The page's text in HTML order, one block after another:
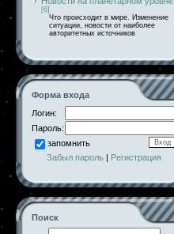
[6]
Что происходит в мире. Изменение
ситуации, новости от наиболее
авторитетных источников
Форма входа
Логин:
Пароль:
запомнить
Забыл пароль | Регистрация
Поиск